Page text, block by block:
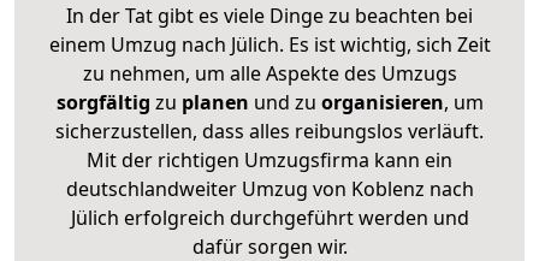
In der Tat gibt es viele Dinge zu beachten bei
einem Umzug nach Jülich. Es ist wichtig, sich Zeit
zu nehmen, um alle Aspekte des Umzugs
sorgfältig zu planen und zu organisieren, um
sicherzustellen, dass alles reibungslos verläuft.
Mit der richtigen Umzugsfirma kann ein
deutschlandweiter Umzug von Koblenz nach
Jülich erfolgreich durchgeführt werden und
dafür sorgen wir.